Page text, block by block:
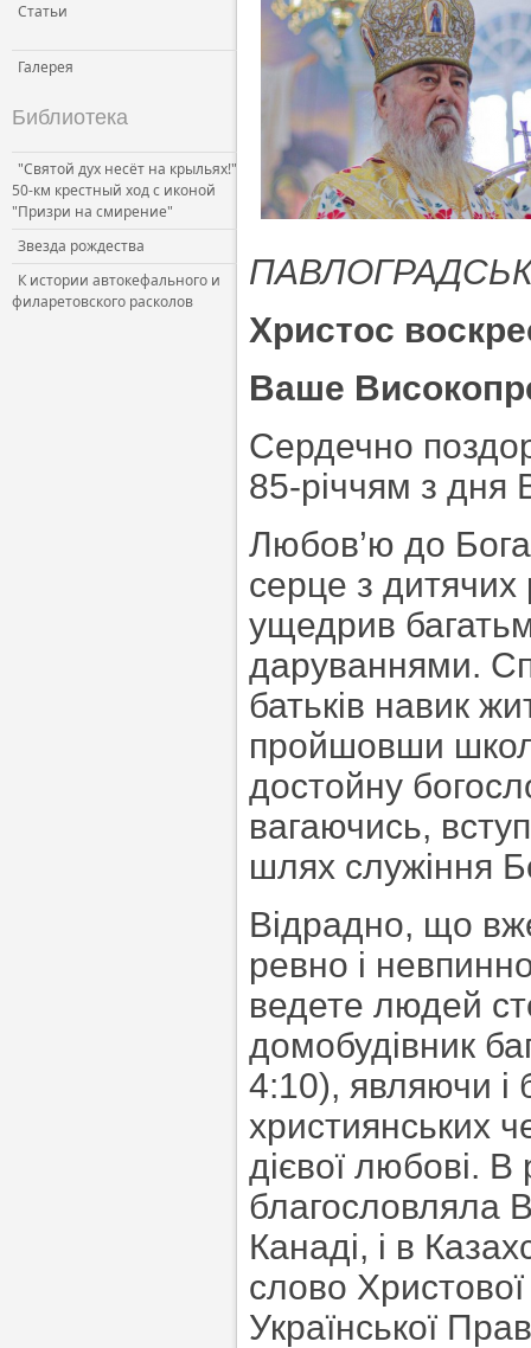
Статьи
Галерея
Библиотека
"Святой дух несёт на крыльях!"
50-км крестный ход с иконой
"Призри на смирение"
Звезда рождества
К истории автокефального и
филаретовского расколов
Христос
Ваше
Сердечно
85-річчям з
Любов’ю до
серце з дитячих
ущедрив
даруваннями.
батьків навик
пройшовши
достойну
вагаючись,
шлях служіння
Відрадно, що
ревно і
ведете людей
домобудівник
4:10), являючи і
християнських
дієвої любові.
благословляла
Канаді, і в
слово Христової
Української